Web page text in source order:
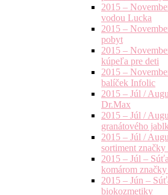
2015 –
vodou Lucka
2015 –
pobyt
2015 –
kúpeľa pre deti
2015 –
balíček Infolic
2015 – Júl /
Dr.Max
2015 – Júl /
granátového
2015 – Júl /
sortiment
2015 – Júl –
komárom
2015 – Jún –
biokozmetiky